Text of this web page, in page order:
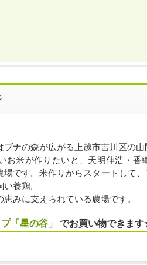
ナの森が広がる上越市吉川区の山
お米が作りたいと、天明伸浩・香
場です。米作りからスタートして
養鶏。
恵みに支えられている農場です。
「星の谷」 でお買い物できま